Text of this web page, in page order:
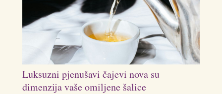
Luksuzni pjenušavi čajevi nova su
dimenzija vaše omiljene šalice